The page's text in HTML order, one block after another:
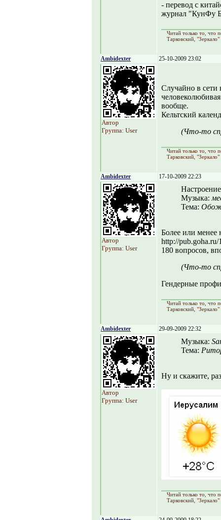
- перевод с
журнал "КунФу
Читай только то, что
Тарковский, "Зеркало"
Ambidexter 25-10-2009 23:02
Автор
Группа: User
Случайно в сети
вообще.
Кельтский
(Что-то
Читай только то, что
Тарковский, "Зеркало"
Ambidexter 17-10-2009 22:23
Автор
Группа: User
Музыка:
Тема:
Более или менее
http://pub.goha.ru/
180 вопросов,
(Что-то
Гендерные
Читай только то, что
Тарковский, "Зеркало"
Ambidexter 29-09-2009 22:32
Автор
Группа: User
Музыка:
Тема:
Ну и скажите,
Читай только то, что
Тарковский, "Зеркало"